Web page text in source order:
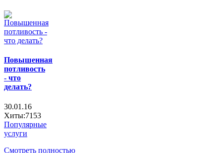
Повышенная
потливость
- что
делать?
30.01.16
Хиты:7153
Популярные
услуги
Смотреть полностью